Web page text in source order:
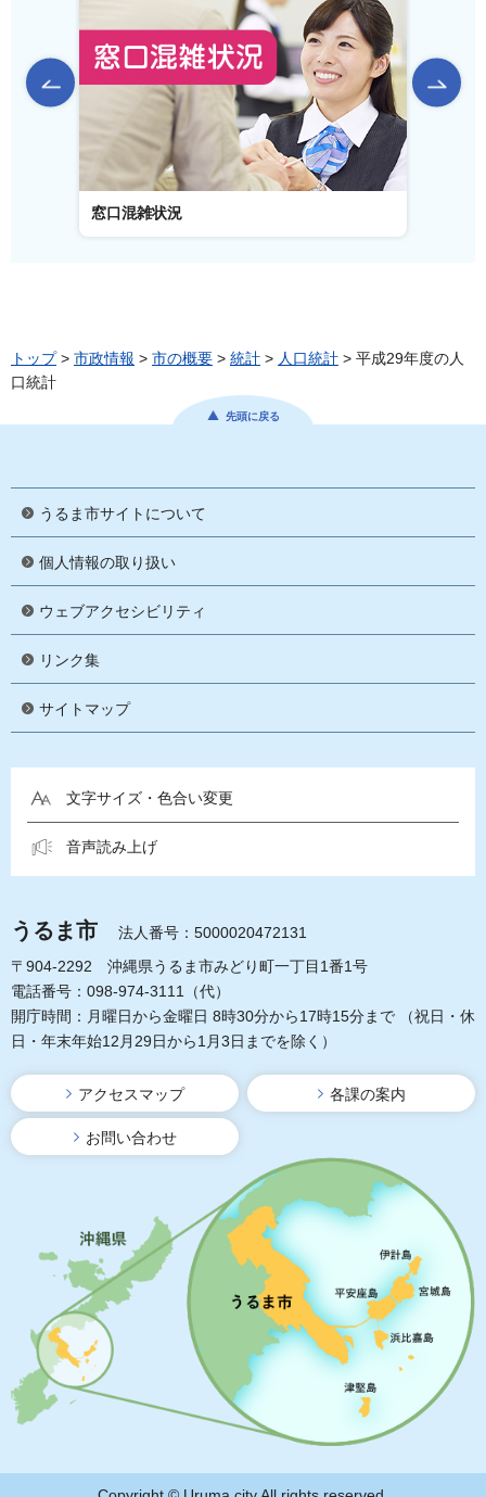
前のスライドを表示
窓口混雑状況
トップ> 市政情報 > 市の概要 > 統計 > 人口統計 > 平成29年度の人
口統計
先頭に戻る
うるま市サイトについて
個人情報の取り扱い
ウェブアクセシビリティ
リンク集
サイトマップ
文字サイズ・色合い変更
音声読み上げ
うるま市
法人番号：5000020472131
〒904-2292 沖縄県うるま市みどり町一丁目1番1号
電話番号：098-974-3111（代）
開庁時間：月曜日から金曜日 8時30分から17時15分まで
（祝日・休
日・年末年始12月29日から1月3日までを除く）
アクセスマップ 各課の案内
お問い合わせ